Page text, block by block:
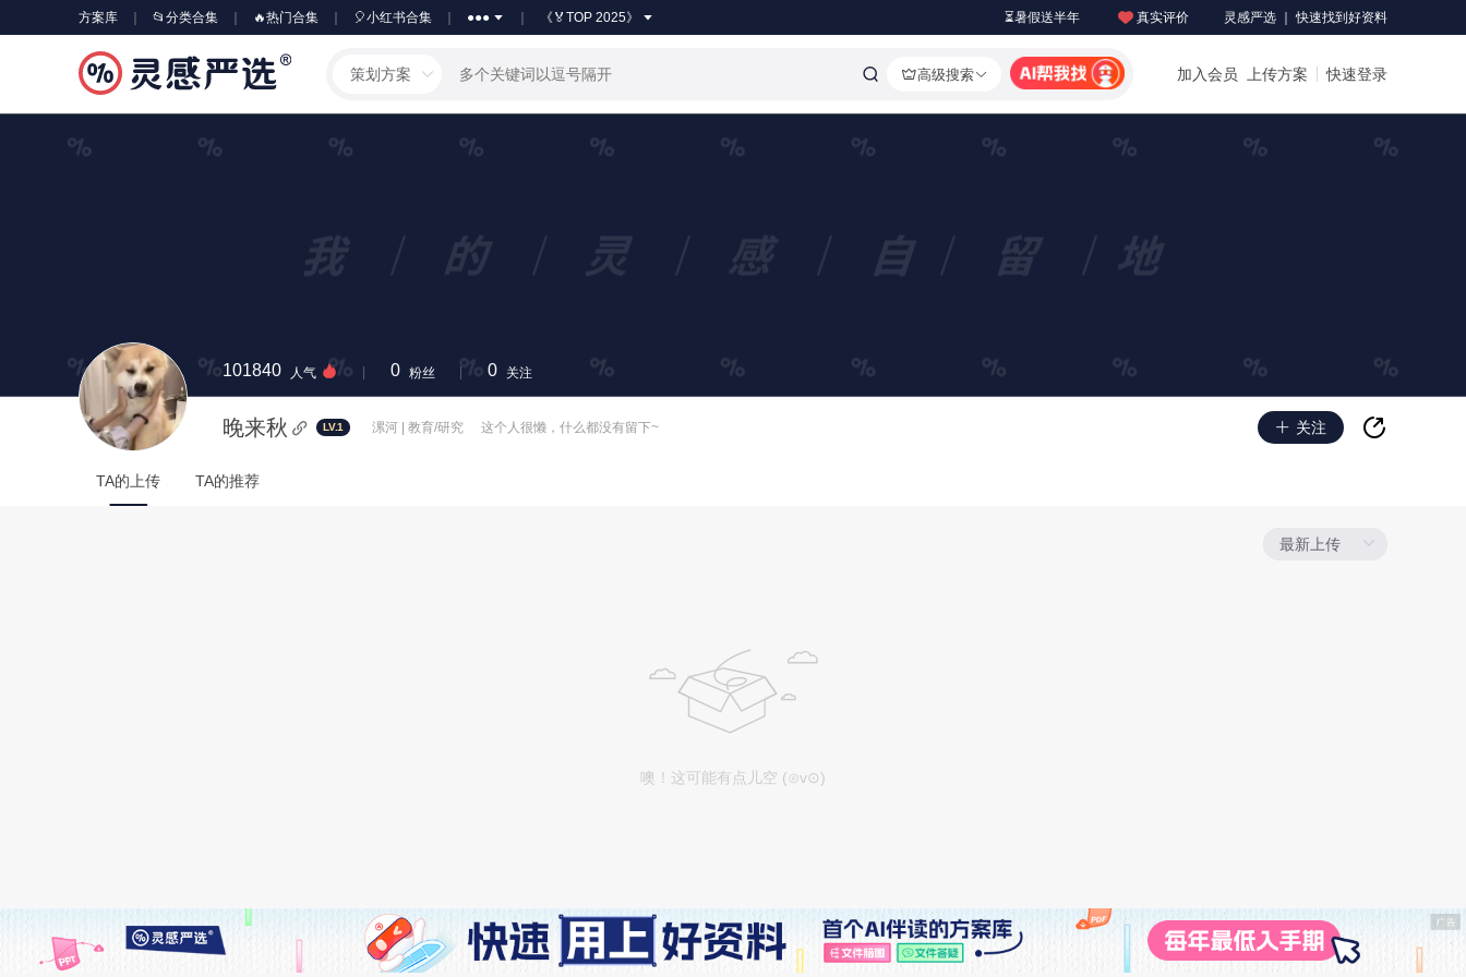
方案库 📂分类合集 🔥热门合集 🎈小红书合集 ●●● 《🏅TOP 2025》 ⏳暑假送半年 真实评价 灵感严选 ｜ 快速找到好资料
策划方案 高级搜索 加入会员 上传方案 快速登录
101840 人气 0 粉丝 0 关注
晚来秋 LV.1 漯河 | 教育/研究 这个人很懒，什么都没有留下~ 关注
TA的上传 TA的推荐
噢！这可能有点儿空 (⊙v⊙)